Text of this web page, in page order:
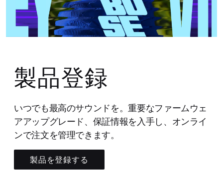
製品登録
いつでも最高のサウンドを。重要なファームウェ
アアップグレード、保証情報を入手し、オンライ
ンで注文を管理できます。
製品を登録する